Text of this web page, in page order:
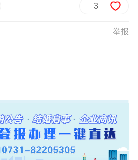
3
举报